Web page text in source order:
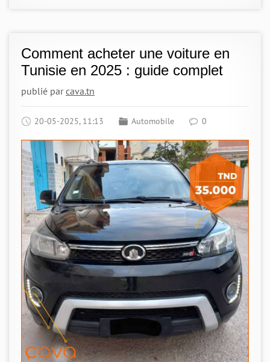
Comment acheter une voiture en
Tunisie en 2025 : guide complet
publié parcava.tn
20-05-2025, 11:13 Automobile 0